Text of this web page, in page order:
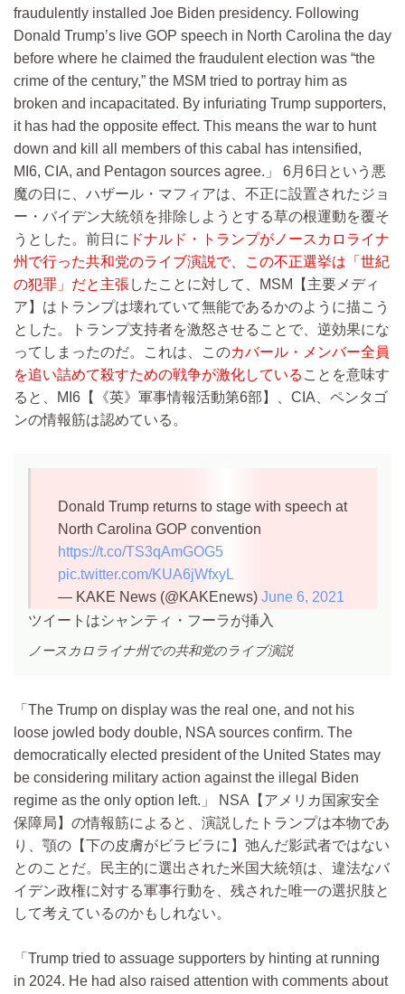
fraudulently installed Joe Biden presidency. Following
Donald Trump’s live GOP speech in North Carolina the day
before where he claimed the fraudulent election was “the
crime of the century,” the MSM tried to portray him as
broken and incapacitated. By infuriating Trump supporters,
it has had the opposite effect. This means the war to hunt
down and kill all members of this cabal has intensified,
MI6, CIA, and Pentagon sources agree.
6月6日という悪
魔の日に、ハザール・マフィアは、不正に設置されたジョ
ー・バイデン大統領を排除しようとする草の根運動を覆そ
うとした。前日に ドナルド・トランプがノースカロライナ
州で行った共和党のライブ演説で、この不正選挙は「世紀
の犯罪」だと主張したことに対して、MSM【主要メディ
ア】はトランプは壊れていて無能であるかのように描こう
とした。トランプ支持者を激怒させることで、逆効果にな
ってしまったのだ。これは、このカバール・メンバー全員
を追い詰めて殺すための戦争が激化している ことを意味す
ると、MI6【《英》軍事情報活動第6部】、CIA、ペンタゴ
ンの情報筋は認めている。
Donald Trump returns to stage with speech at
North Carolina GOP convention
https://t.co/TS3qAmGOG5
pic.twitter.com/KUA6jWfxyL
— KAKE News (@KAKEnews) June 6, 2021
ツイートはシャンティ・フーラが挿入
ノースカロライナ州での共和党のライブ演説
The Trump on display was the real one, and not his
loose jowled body double, NSA sources confirm. The
democratically elected president of the United States may
be considering military action against the illegal Biden
regime as the only option left.
NSA【アメリカ国家安全
保障局】の情報筋によると、演説したトランプは本物であ
り、顎の【下の皮膚がビラビラに】弛んだ影武者ではない
とのことだ。民主的に選出された米国大統領は、違法なバ
イデン政権に対する軍事行動を、残された唯一の選択肢と
して考えているのかもしれない。
Trump tried to assuage supporters by hinting at running
in 2024. He had also raised attention with comments about